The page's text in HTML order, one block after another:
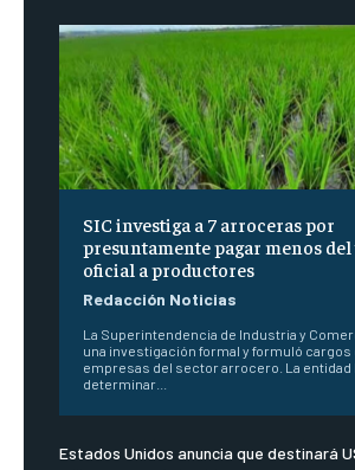
SIC investiga a 7 arroceras por
presuntamente pagar menos
oficial a productores
Redacción Noticias
La Superintendencia de Industria y
una investigación formal y formuló
empresas del sector arrocero. La entidad
determinar...
Estados Unidos anuncia que destinará